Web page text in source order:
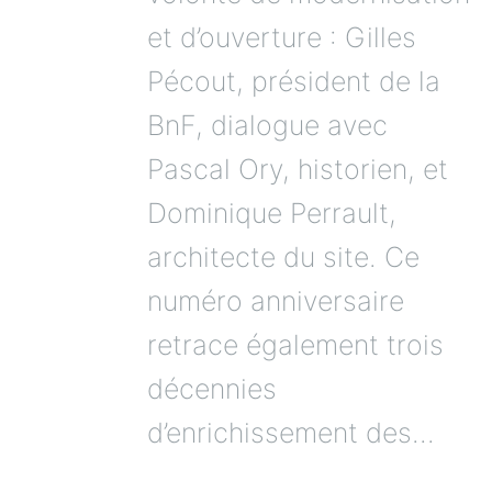
et d’ouverture : Gilles
Pécout, président de la
BnF, dialogue avec
Pascal Ory, historien, et
Dominique Perrault,
architecte du site. Ce
numéro anniversaire
retrace également trois
décennies
d’enrichissement des...